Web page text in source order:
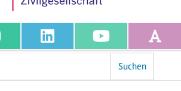
Suchen